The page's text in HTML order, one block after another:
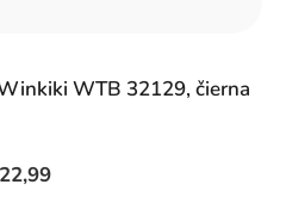
WTB 32129, čierna